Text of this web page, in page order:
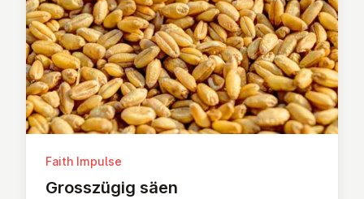
Faith Impulse
Grosszü­gig säen